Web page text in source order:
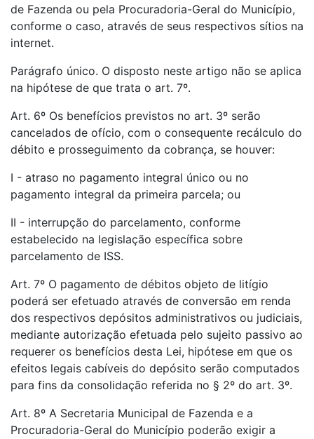
de Fazenda ou pela Procuradoria-Geral do Município,
conforme o caso, através de seus respectivos sítios na
internet.
Parágrafo único. O disposto neste artigo não se aplica
na hipótese de que trata o art. 7º.
Art. 6º Os benefícios previstos no art. 3º serão
cancelados de ofício, com o consequente recálculo do
débito e prosseguimento da cobrança, se houver:
I - atraso no pagamento integral único ou no
pagamento integral da primeira parcela; ou
II - interrupção do parcelamento, conforme
estabelecido na legislação específica sobre
parcelamento de ISS.
Art. 7º O pagamento de débitos objeto de litígio
poderá ser efetuado através de conversão em renda
dos respectivos depósitos administrativos ou judiciais,
mediante autorização efetuada pelo sujeito passivo ao
requerer os benefícios desta Lei, hipótese em que os
efeitos legais cabíveis do depósito serão computados
para fins da consolidação referida no § 2º do art. 3º.
Art. 8º A Secretaria Municipal de Fazenda e a
Procuradoria-Geral do Município poderão exigir a